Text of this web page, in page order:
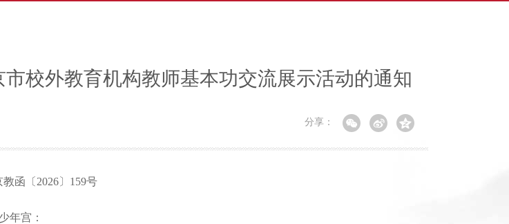
校外教育机构教师基本功交流展示活动的通知
分享：
教函〔2026〕159号
年宫：